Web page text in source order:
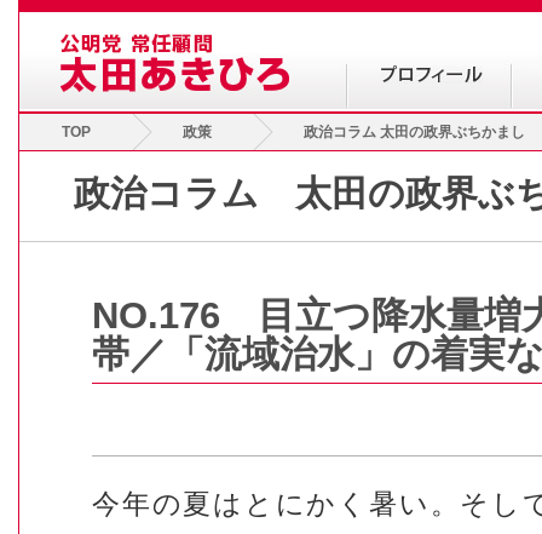
TOP 政策 政治コラム 太田の政界ぶちかまし
政治コラム 太田の政界ぶ
NO.176 目立つ降水量増
帯／「流域治水」の着実
今年の夏はとにかく暑い。そし